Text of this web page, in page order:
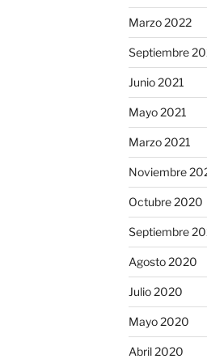
Marzo 2022
Septiembre
Junio 2021
Mayo 2021
Marzo 2021
Noviembre
Octubre 2020
Septiembre
Agosto 2020
Julio 2020
Mayo 2020
Abril 2020